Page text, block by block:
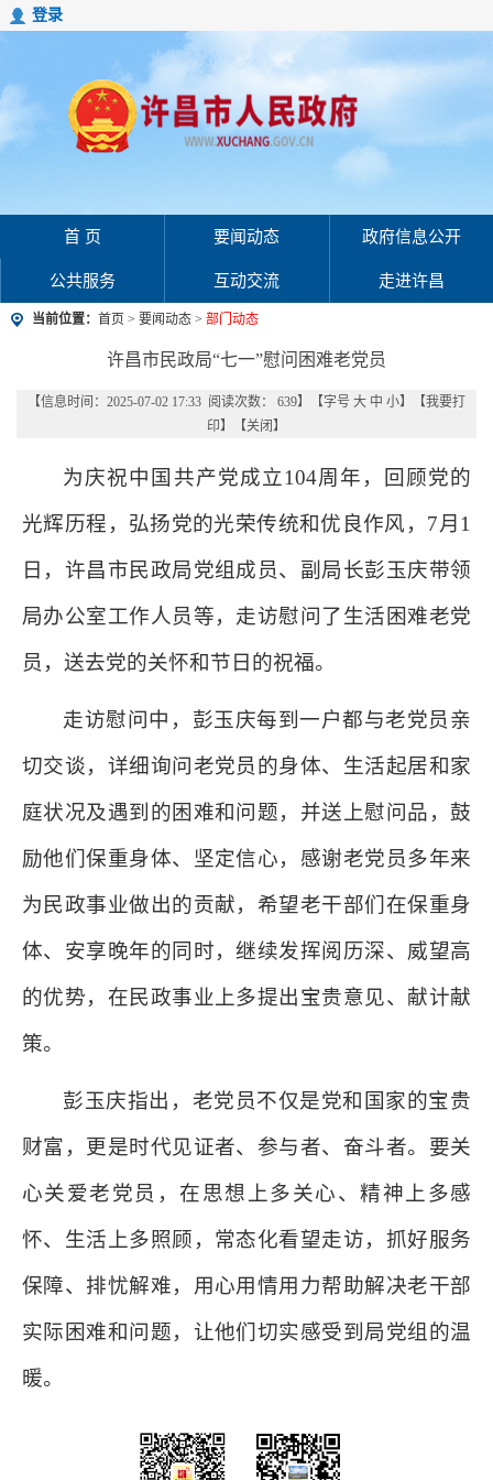
登录
首 页 要闻动态 政府信息公开
公共服务 互动交流 走进许昌
当前位置： 首页 > 要闻动态 > 部门动态
许昌市民政局“七一”慰问困难老党员
【信息时间：2025-07-02 17:33 阅读次数： 639】【字号 大 中 小】【我要打
印】【关闭 】
为庆祝中国共产党成立104周年，回顾党的
光辉历程，弘扬党的光荣传统和优良作风，7月1
日，许昌市民政局党组成员、副局长彭玉庆带领
局办公室工作人员等，走访慰问了生活困难老党
员，送去党的关怀和节日的祝福。
走访慰问中，彭玉庆每到一户都与老党员亲
切交谈，详细询问老党员的身体、生活起居和家
庭状况及遇到的困难和问题，并送上慰问品，鼓
励他们保重身体、坚定信心，感谢老党员多年来
为民政事业做出的贡献，希望老干部们在保重身
体、安享晚年的同时，继续发挥阅历深、威望高
的优势，在民政事业上多提出宝贵意见、献计献
策。
彭玉庆指出，老党员不仅是党和国家的宝贵
财富，更是时代见证者、参与者、奋斗者。要关
心关爱老党员，在思想上多关心、精神上多感
怀、生活上多照顾，常态化看望走访，抓好服务
保障、排忧解难，用心用情用力帮助解决老干部
实际困难和问题，让他们切实感受到局党组的温
暖。